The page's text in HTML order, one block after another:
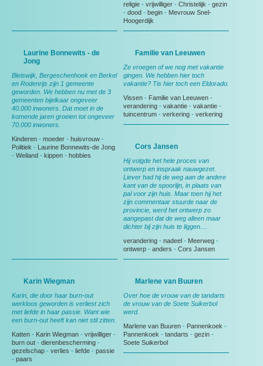
religie - vrijwilliger - Christelijk - gezin
- dood - begin - Mevrouw Snel-
Hoogerdijk
Laurine Bonnewits - de
Jong
Bleiswijk, Bergeschenhoek en Berkel
en Rodenrijs zijn 1 gemeente
geworden. We hebben nu met de 3
gemeenten bijelkaar ongeveer
40.000 inwoners. Dat moet in de
komende jaren groeien tot ongeveer
70.000 inwoners.
Kinderen - moeder - huisvrouw -
Politiek - Laurine Bonnewits-de Jong
- Weiland - kippen - hobbies
Familie van Leeuwen
Ze vroegen of we nog met vakantie
gingen. We hebben hier toch
vakantie? Tis hier toch een Eldorado.
Vissen - Familie van Leeuwen -
verandering - vakantie - vakantie -
tuincentrum - verkering - verkering
Cors Jansen
Hij volgde het hele proces van
ontwerp en inspraak nauwgezet.
Liever had hij de weg aan de andere
kant van de spoorlijn, in plaats van
pal voor zijn huis. Maar toen hij het
zijn commentaar stuurde naar de
provincie, werd het ontwerp zo
aangepast dat de weg alleen maar
dichter bij zijn huis te liggen....
verandering - nadeel - Meerweg -
ontwerp - anders - Cors Jansen
Karin Wiegman
Karin, die door haar burn-out
werkloos geworden is verliest zich
met liefde in haar passie. Want wie
een burn-out heeft kan niet stil zitten.
Katten - Karin Wiegman - vrijwilliger -
burn out - dierenbescherming -
gezelschap - verlies - liefde - passie
- paars
Marlene van Buuren
Over hoe de vrouw van de tandarts
de vrouw van de Soete Suikerbol
werd.
Marlene van Buuren - Pannenkoek -
Pannenkoek - tandarts - gezin -
Soete Suikerbol